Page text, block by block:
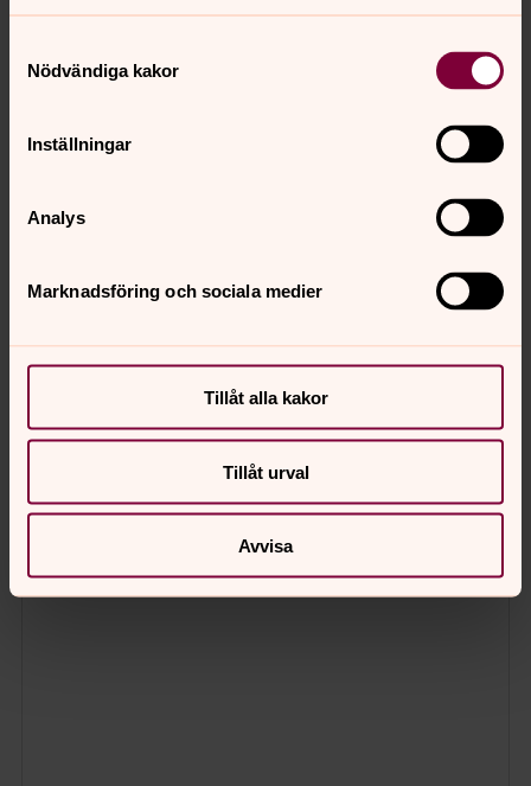
Nödvändiga kakor
Inställningar
Analys
Marknadsföring och sociala medier
Tillåt alla kakor
Tillåt urval
Avvisa